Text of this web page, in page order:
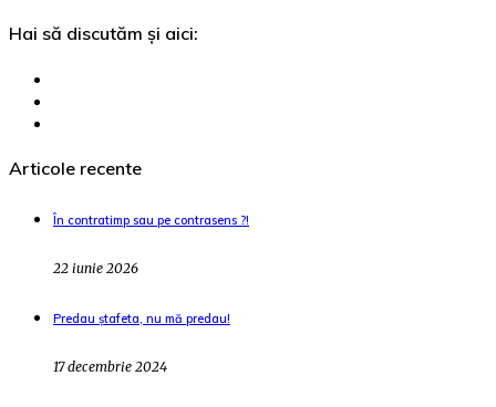
Hai să discutăm și aici:
Articole recente
În contratimp sau pe contrasens ?!
22 iunie 2026
Predau ștafeta, nu mă predau!
17 decembrie 2024